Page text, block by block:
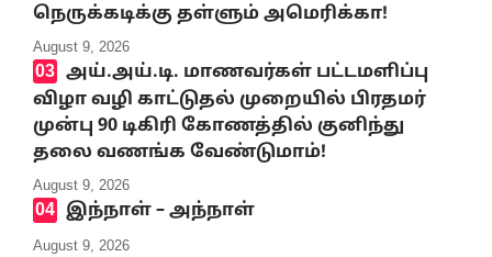
நெருக்கடிக்கு தள்ளும் அமெரிக்கா!
August 9, 2026
அய்.அய்.டி. மாணவர்கள் பட்டமளிப்பு
விழா வழி காட்டுதல் முறையில் பிரதமர்
முன்பு 90 டிகிரி கோணத்தில் குனிந்து
தலை வணங்க வேண்டுமாம்!
August 9, 2026
இந்நாள் – அந்நாள்
August 9, 2026